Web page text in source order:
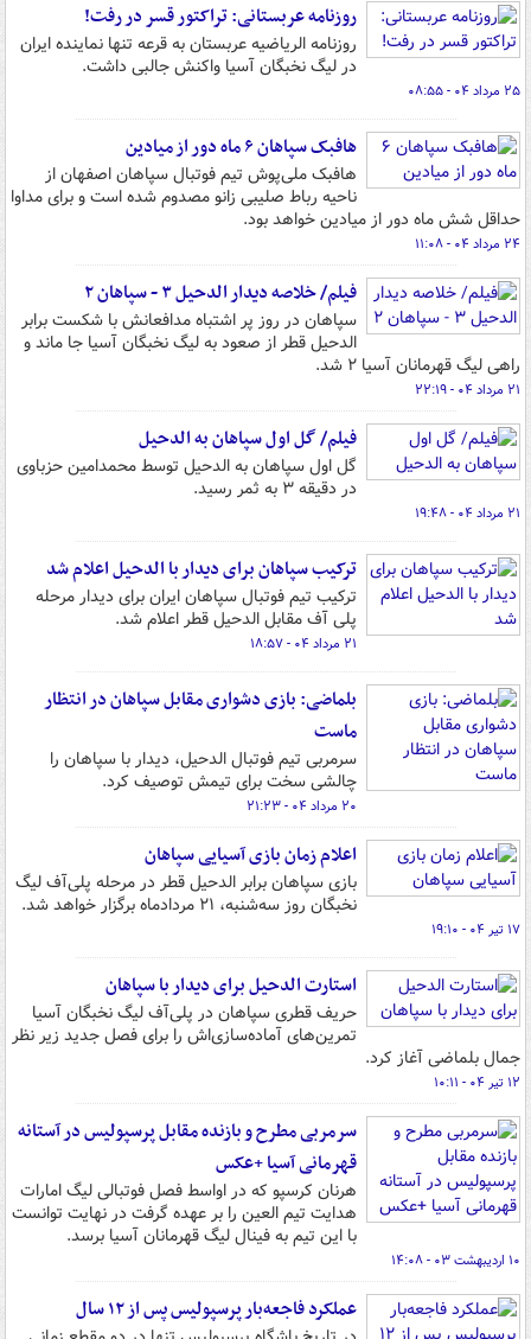
روزنامه عربستانی: تراکتور قسر در رفت!
روزنامه الریاضیه عربستان به قرعه تنها نماینده ایران
در لیگ نخبگان آسیا واکنش جالبی داشت.
۲۵ مرداد ۰۴ - ۰۸:۵۵
هافبک سپاهان ۶ ماه دور از میادین
هافبک ملی‌پوش تیم فوتبال سپاهان اصفهان از
ناحیه رباط صلیبی زانو مصدوم شده است و برای مداوا
حداقل شش ماه دور از میادین خواهد بود.
۲۴ مرداد ۰۴ - ۱۱:۰۸
فیلم/ خلاصه دیدار الدحیل ۳ - سپاهان ۲
سپاهان در روز پر اشتباه مدافعانش با شکست برابر
الدحیل قطر از صعود به لیگ نخبگان آسیا جا ماند و
راهی لیگ قهرمانان آسیا ۲ شد.
۲۱ مرداد ۰۴ - ۲۲:۱۹
فیلم/ گل اول سپاهان به الدحیل
گل اول سپاهان به الدحیل توسط محمدامین حزباوی
در دقیقه ۳ به ثمر رسید.
۲۱ مرداد ۰۴ - ۱۹:۴۸
ترکیب سپاهان برای دیدار با الدحیل اعلام شد
ترکیب تیم فوتبال سپاهان ایران برای دیدار مرحله
پلی آف مقابل الدحیل قطر اعلام شد.
۲۱ مرداد ۰۴ - ۱۸:۵۷
بلماضی: بازی دشواری مقابل سپاهان در انتظار
ماست
سرمربی تیم فوتبال الدحیل، دیدار با سپاهان را
چالشی سخت برای تیمش توصیف کرد.
۲۰ مرداد ۰۴ - ۲۱:۲۳
اعلام زمان بازی آسیایی سپاهان
بازی سپاهان برابر الدحیل قطر در مرحله پلی‌آف لیگ
نخبگان روز سه‌شنبه، ۲۱ مردادماه برگزار خواهد شد.
۱۷ تیر ۰۴ - ۱۹:۱۰
استارت الدحیل برای دیدار با سپاهان
حریف قطری سپاهان در پلی‌آف لیگ نخبگان آسیا
تمرین‌های آماده‌سازی‌اش را برای فصل جدید زیر نظر
جمال بلماضی آغاز کرد.
۱۲ تیر ۰۴ - ۱۰:۱۱
سرمربی مطرح و بازنده مقابل پرسپولیس در آستانه
قهرمانی آسیا +عکس
هرنان کرسپو که در اواسط فصل فوتبالی لیگ امارات
هدایت تیم العین را بر عهده گرفت در نهایت توانست
با این تیم به فینال لیگ قهرمانان آسیا برسد.
۱۰ اردیبهشت ۰۳ - ۱۴:۰۸
عملکرد فاجعه‌بار پرسپولیس پس از ۱۲ سال